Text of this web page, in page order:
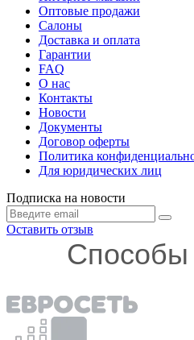
Оптовые продажи
Салоны
Доставка и оплата
Гарантии
FAQ
О нас
Контакты
Новости
Документы
Договор оферты
Политика
Для юридических лиц
Подписка на новости
Оставить отзыв
Способы